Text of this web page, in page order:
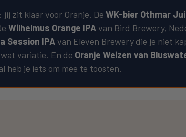
zit klaar voor Oranje. De WK-bier Othmar
Wilhelmus Orange IPA van Bird Brewery,
Session IPA van Eleven Brewery die je niet
variatie. En de Oranje Weizen van
heb je iets om mee te toosten.